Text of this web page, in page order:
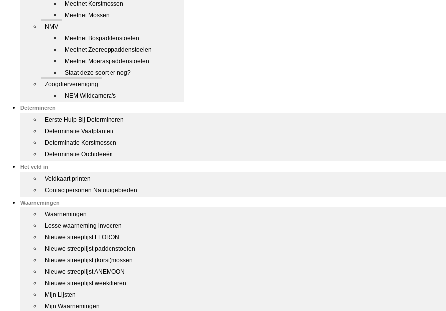
Meetnet Korstmossen
Meetnet Mossen
NMV
Meetnet Bospaddenstoelen
Meetnet Zeereeppaddenstoelen
Meetnet Moeraspaddenstoelen
Staat deze soort er nog?
Zoogdiervereniging
NEM Wildcamera's
Determineren
Eerste Hulp Bij Determineren
Determinatie Vaatplanten
Determinatie Korstmossen
Determinatie Orchideeën
Het veld in
Veldkaart printen
Contactpersonen Natuurgebieden
Waarnemingen
Waarnemingen
Losse waarneming invoeren
Nieuwe streeplijst FLORON
Nieuwe streeplijst paddenstoelen
Nieuwe streeplijst (korst)mossen
Nieuwe streeplijst ANEMOON
Nieuwe streeplijst weekdieren
Mijn Lijsten
Mijn Waarnemingen